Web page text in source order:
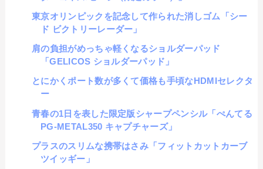
東京オリンピックを記念して作られた消しゴム「シー
ド ビクトリーレーダー」
肩の負担がめっちゃ軽くなるショルダーパッド
「GELICOS ショルダーパッド」
とにかくポート数が多くて価格も手頃なHDMIセレクタ
ー
青春の1日を表した限定版シャープペンシル「ぺんてる
PG-METAL350 キャプチャーズ」
プラスのスリムな携帯はさみ「フィットカットカーブ
ツイッギー」